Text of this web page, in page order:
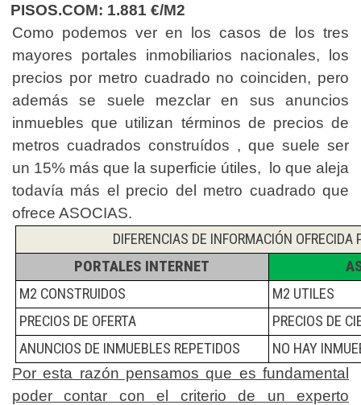
PISOS.COM: 1.881 €/M2
Como podemos ver en los casos de los tres
mayores portales inmobiliarios nacionales, los
precios por metro cuadrado no coinciden, pero
además se suele mezclar en sus anuncios
inmuebles que utilizan términos de precios de
metros cuadrados construídos , que suele ser
un 15% más que la superficie útiles, lo que aleja
todavía más el precio del metro cuadrado que
ofrece ASOCIAS.
DIFERENCIAS DE INFORMACIÓN OFRECIDA
PORTALES INTERNET
M2 CONSTRUIDOS
M2 UTILES
PRECIOS DE OFERTA
PRECIOS DE
ANUNCIOS DE INMUEBLES REPETIDOS
NO HAY
Por esta razón pensamos que es fundamental
poder contar con el criterio de un experto